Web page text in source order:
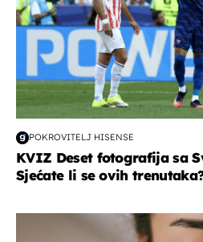
POKROVITELJ HISENSE
KVIZ Deset fotografija sa
Sjećate li se ovih
moda & ljepota